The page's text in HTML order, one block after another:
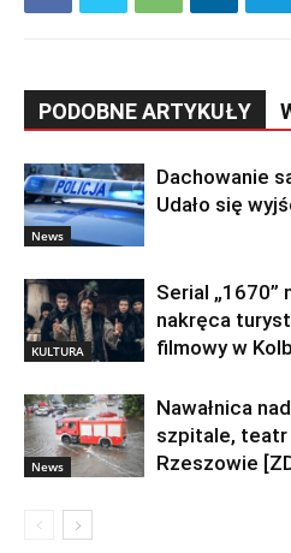
PODOBNE ARTYKUŁY
News
Dachowanie
Udało się
KULTURA
Serial „1670”
nakręca
filmowy w
News
Nawałnica
szpitale,
Rzeszowie